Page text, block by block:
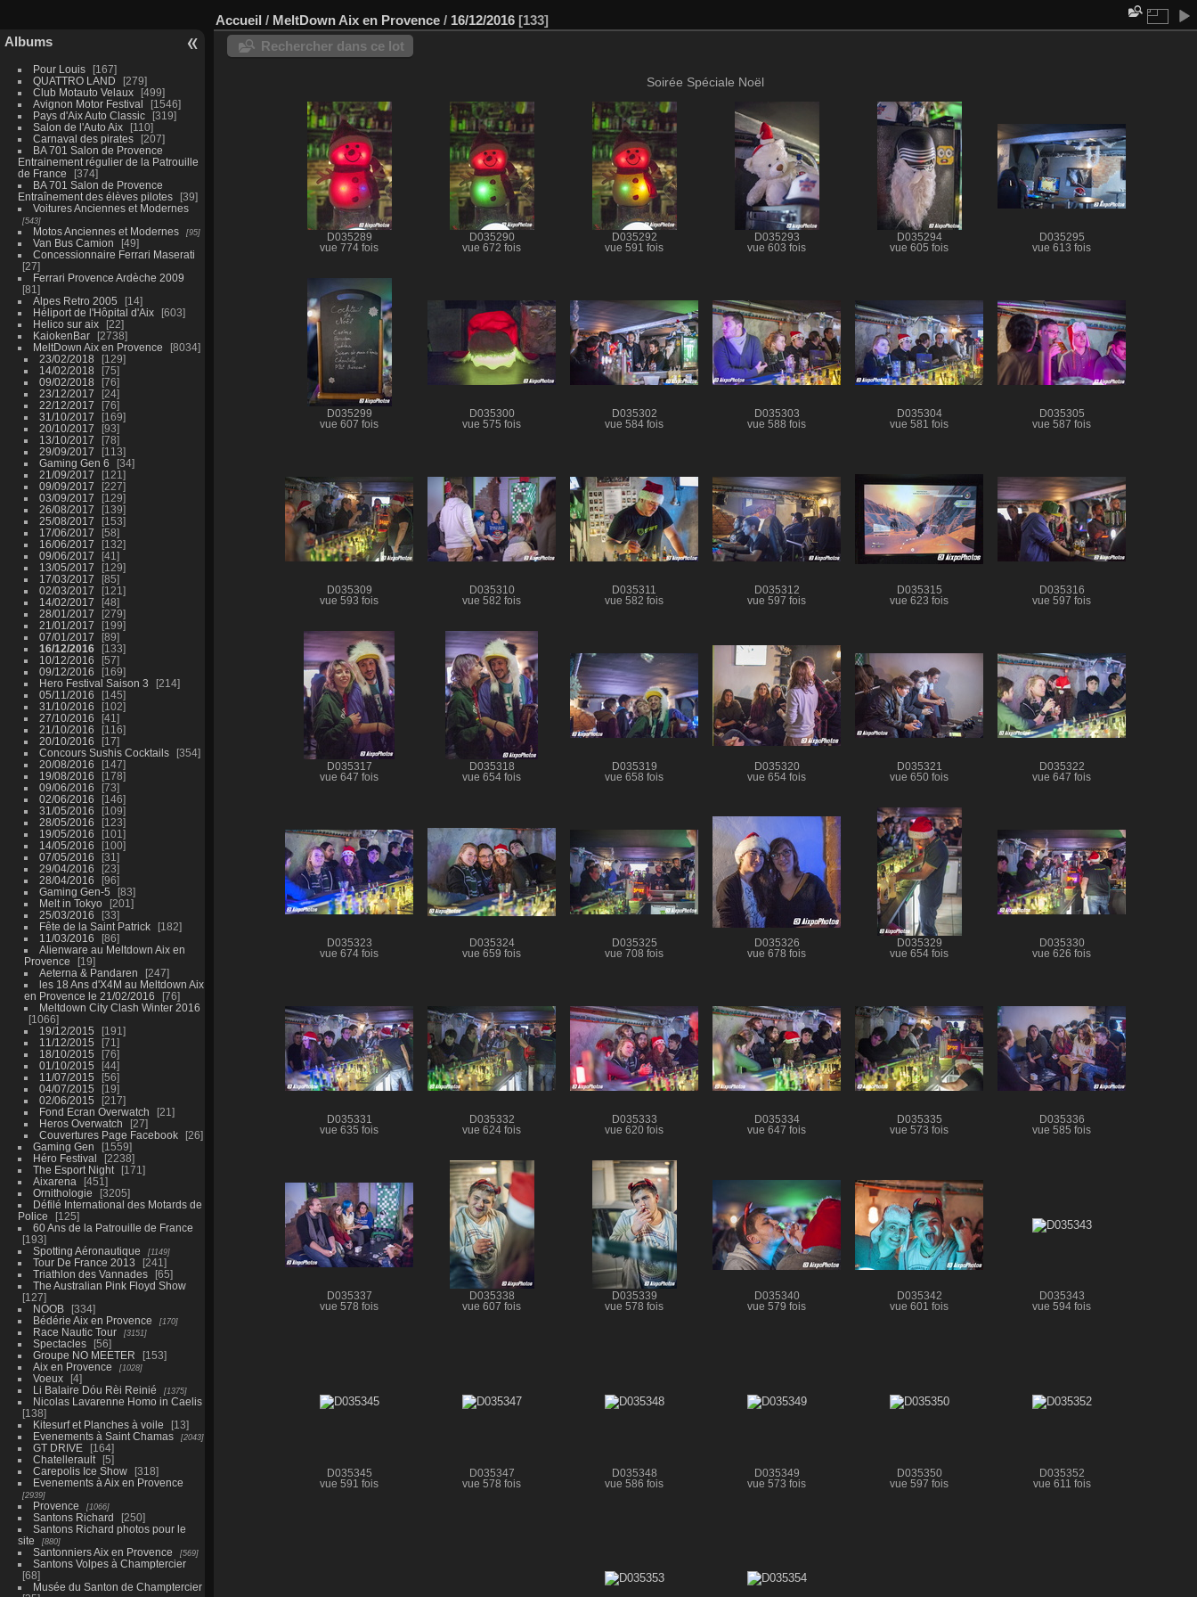
Albums
Pour Louis
167
QUATTRO LAND
279
Club Motauto Velaux
499
Avignon Motor Festival
1546
Pays d'Aix Auto Classic
319
Salon de l'Auto Aix
110
Carnaval des pirates
207
BA 701 Salon de Provence
Entrainement régulier de la Patrouille
de France
374
BA 701 Salon de Provence
Entraînement des élèves pilotes
39
Voitures Anciennes et Modernes
543
Motos Anciennes et Modernes 95
Van Bus Camion
49
Concessionnaire Ferrari Maserati
27
Ferrari Provence Ardèche 2009
81
Alpes Retro 2005
14
Héliport de l'Hôpital d'Aix
603
Helico sur aix
22
KaiokenBar
2738
MeltDown Aix en Provence
8034
23/02/2018
129
14/02/2018
75
09/02/2018
76
23/12/2017
24
22/12/2017
76
31/10/2017
169
20/10/2017
93
13/10/2017
78
29/09/2017
113
Gaming Gen 6
34
21/09/2017
121
09/09/2017
227
03/09/2017
129
26/08/2017
139
25/08/2017
153
17/06/2017
58
16/06/2017
132
09/06/2017
41
13/05/2017
129
17/03/2017
85
02/03/2017
121
14/02/2017
48
28/01/2017
279
21/01/2017
199
07/01/2017
89
16/12/2016
133
10/12/2016
57
09/12/2016
169
Hero Festival Saison 3
214
05/11/2016
145
31/10/2016
102
27/10/2016
41
21/10/2016
116
20/10/2016
17
Concours Sushis Cocktails
354
20/08/2016
147
19/08/2016
178
09/06/2016
73
02/06/2016
146
31/05/2016
109
28/05/2016
123
19/05/2016
101
14/05/2016
100
07/05/2016
31
29/04/2016
23
28/04/2016
96
Gaming Gen-5
83
Melt in Tokyo
201
25/03/2016
33
Fête de la Saint Patrick
182
11/03/2016
86
Alienware au Meltdown Aix en
Provence
19
Aeterna & Pandaren
247
les 18 Ans d'X4M au Meltdown Aix
en Provence le 21/02/2016
76
Meltdown City Clash Winter 2016
1066
19/12/2015
191
11/12/2015
71
18/10/2015
76
01/10/2015
44
11/07/2015
56
04/07/2015
19
02/06/2015
217
Fond Ecran Overwatch
21
Heros Overwatch
27
Couvertures Page Facebook
26
Gaming Gen
1559
Héro Festival
2238
The Esport Night
171
Aixarena
451
Ornithologie
3205
Défilé International des Motards de
Police
125
60 Ans de la Patrouille de France
193
Spotting Aéronautique
1149
Tour De France 2013
241
Triathlon des Vannades
65
The Australian Pink Floyd Show
127
NOOB
334
Bédérie Aix en Provence
170
Race Nautic Tour 3151
Spectacles
56
Groupe NO MEETER
153
Aix en Provence
1028
Voeux
4
Li Balaire Dóu Rèi Reinié
1375
Nicolas Lavarenne Homo in Caelis
138
Kitesurf et Planches à voile
13
Evenements à Saint Chamas
2043
GT DRIVE
164
Chatellerault
5
Carepolis Ice Show
318
Evenements à Aix en Provence
2939
Provence 1066
Santons Richard
250
Santons Richard photos pour le
site
880
Santonniers Aix en Provence 569
Santons Volpes à Champtercier
68
Musée du Santon de Champtercier
Accueil / MeltDown Aix en Provence / 16/12/2016 133
Rechercher dans ce lot
Soirée Spéciale Noël
D035289
vue 774 fois
D035290
vue 672 fois
D035292
vue 591 fois
D035293
vue 603 fois
D035294
vue 605 fois
D035295
vue 613 fois
D035299
vue 607 fois
D035300
vue 575 fois
D035302
vue 584 fois
D035303
vue 588 fois
D035304
vue 581 fois
D035305
vue 587 fois
D035309
vue 593 fois
D035310
vue 582 fois
D035311
vue 582 fois
D035312
vue 597 fois
D035315
vue 623 fois
D035316
vue 597 fois
D035317
vue 647 fois
D035318
vue 654 fois
D035319
vue 658 fois
D035320
vue 654 fois
D035321
vue 650 fois
D035322
vue 647 fois
D035323
vue 674 fois
D035324
vue 659 fois
D035325
vue 708 fois
D035326
vue 678 fois
D035329
vue 654 fois
D035330
vue 626 fois
D035331
vue 635 fois
D035332
vue 624 fois
D035333
vue 620 fois
D035334
vue 647 fois
D035335
vue 573 fois
D035336
vue 585 fois
D035337
vue 578 fois
D035338
vue 607 fois
D035339
vue 578 fois
D035340
vue 579 fois
D035342
vue 601 fois
D035343
vue 594 fois
D035345
vue 591 fois
D035347
vue 578 fois
D035348
vue 586 fois
D035349
vue 573 fois
D035350
vue 597 fois
D035352
vue 611 fois